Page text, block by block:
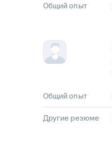
Общий опыт
Общий опыт
Другие резюме